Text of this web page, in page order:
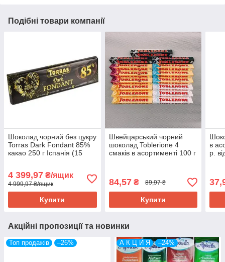
Подібні товари компанії
Шоколад чорний без цукру
Torras Dark Fondant 85%
какао 250 г Іспанія (15
4 399,97 ₴/ящик
4 999,97 ₴/ящик
Купити
Швейцарський чорний
шоколад Toblerione 4
смаків в асортименті 100 г
84,57₴ 89,97 ₴
Купити
в
р.
Акційні пропозиції та новинки
Топ продажів –26% А К Ц И Я –24%